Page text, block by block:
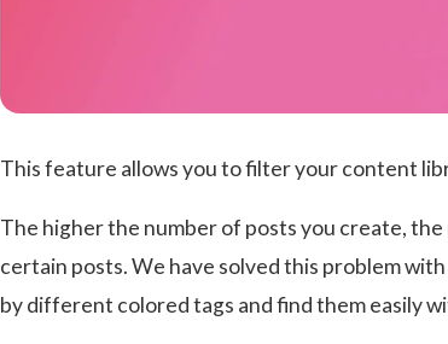
This feature allows you to filter your content
The higher the number of posts you create,
certain posts. We have solved this problem
by different colored tags and find them easily